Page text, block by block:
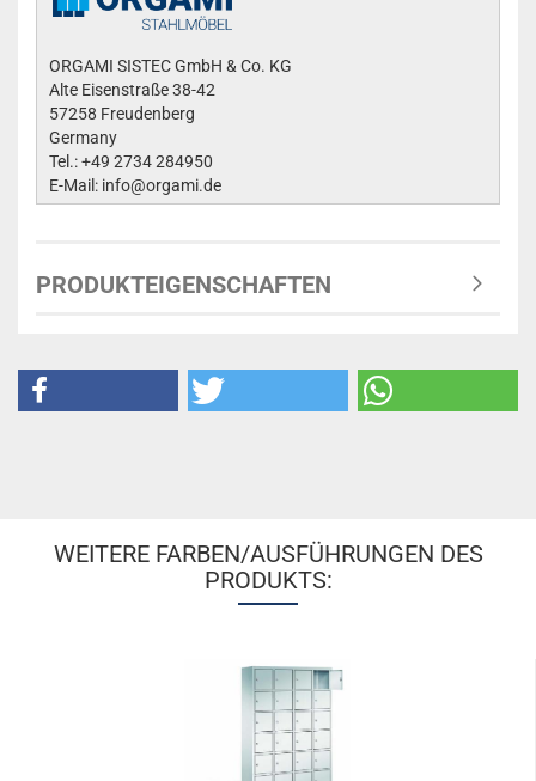
ORGAMI SISTEC GmbH & Co. KG
Alte Eisenstraße 38-42
57258 Freudenberg
Germany
Tel.: +49 2734 284950
E-Mail: info@orgami.de
PRODUKTEIGENSCHAFTEN
WEITERE FARBEN/AUSFÜHRUNGEN DES
PRODUKTS: